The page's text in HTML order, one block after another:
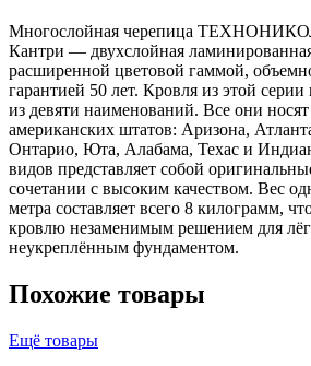
Многослойная черепица
Кантри — двухслойная
расширенной цветовой гаммой,
гарантией 50 лет. Кровля из этой серии
из девяти наименований. Все они носят
американских штатов: Аризона,
Онтарио, Юта, Алабама, Техас и
видов представляет собой
сочетании с высоким качеством. Вес
метра составляет всего 8 килограмм,
кровлю незаменимым решением для
неукреплённым фундаментом.
Похожие товары
Ещё товары